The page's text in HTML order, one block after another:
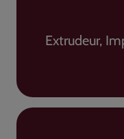
Extrudeur,